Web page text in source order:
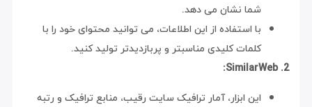
شما نشان می دهد.
با استفاده از این اطلاعات، می توانید محتوای خود را با
کلمات کلیدی مناسبتر و پربازدیدتر تولید کنید.
2. SimilarWeb:
این ابزار، آمار ترافیک سایت رقیب، منابع ترافیک و رتبه